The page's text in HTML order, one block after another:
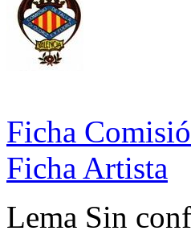
Ficha
Ficha Artista
Lema Sin